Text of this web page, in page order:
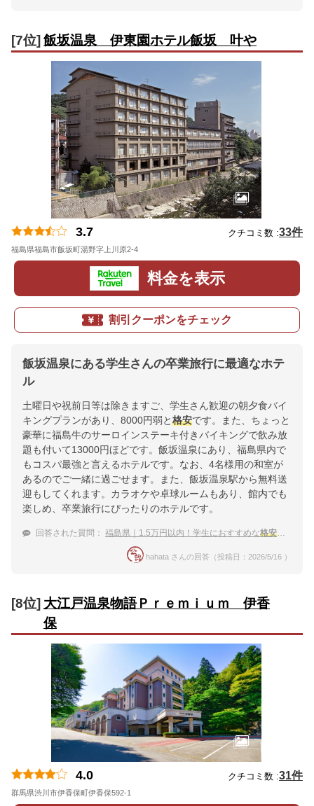
[7位] 飯坂温泉 伊東園ホテル飯坂 叶や
3.7 クチコミ数 :33件
福島県福島市飯坂町湯野字上川原2-4
料金を表示
割引クーポンをチェック
飯坂温泉にある学生さんの卒業旅行に最適なホテ
ル
土曜日や祝前日等は除きますご、学生さん歓迎の朝夕食バイ
キングプランがあり、8000円弱と格安です。また、ちょっと
豪華に福島牛のサーロインステーキ付きバイキングで飲み放
題も付いて13000円ほどです。飯坂温泉にあり、福島県内で
もコスパ最強と言えるホテルです。なお、4名様用の和室が
あるのでご一緒に過ごせます。また、飯坂温泉駅から無料送
迎もしてくれます。カラオケや卓球ルームもあり、館内でも
楽しめ、卒業旅行にぴったりのホテルです。
回答された質問： 福島県｜1.5万円以内！学生におすすめな格安
hahata さんの回答（投稿日：2026/5/16 ）
[8位] 大江戸温泉物語Ｐｒｅｍｉｕｍ 伊香
保
4.0 クチコミ数 :31件
群馬県渋川市伊香保町伊香保592-1